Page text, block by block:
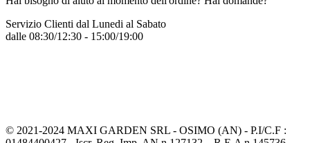
Servizio Clienti dal Lunedi al Sabato
dalle 08:30/12:30 - 15:00/19:00
© 2021-2024 MAXI GARDEN SRL - OSIMO (AN) - P.I/C.F :